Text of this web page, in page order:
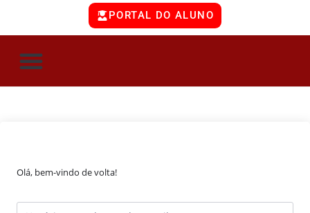
PORTAL DO ALUNO
Olá, bem-vindo de volta!